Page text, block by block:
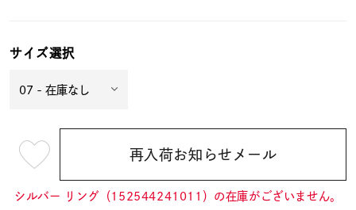
在庫
サイズ選択
¥13,200 (tax
in)
再入荷お知らせメール
シルバー リング（152544241011）の在庫がございません。